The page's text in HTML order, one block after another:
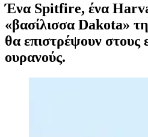
Ένα Spitfire, ένα
«βασίλισσα Dakota»
θα επιστρέψουν στους
ουρανούς.